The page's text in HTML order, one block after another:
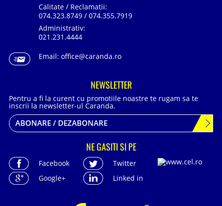
Calitate / Reclamatii:
074.323.8749 / 074.355.7919
Administrativ:
021.231.4444
Email: office@caranda.ro
NEWSLETTER
Pentru a fi la curent cu promotiile noastre te rugam sa te
inscrii la newsletter-ul Caranda.
ABONARE / DEZABONARE
NE GASITI SI PE
Facebook
Twitter
Google+
Linked in